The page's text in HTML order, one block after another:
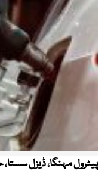
پیٹرول مہنگا، ڈیزل